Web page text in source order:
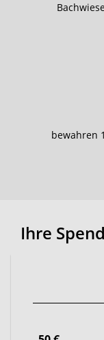
bewahren
Ihre